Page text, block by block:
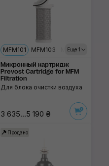
Еще 1
MFM101 MFM103 MFM104
Микронный картридж
Prevost Cartridge for MFM
Filtration
Для блока очистки воздуха
3 635...5 190 ₴
Продано